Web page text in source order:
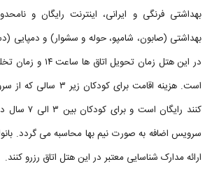
بهداشتی فرنگی و ایرانی، اینترنت رایگان و
بهداشتی (صابون، شامپو، حوله و سشوار) و دمپایی
است. هزینه اقامت برای
کنند رایگان
سرویس اضافه به صورت نیم بها محاسبه می گردد.
ارائه مدارک شناسایی معتبر در این هتل اتاق رزرو کنند.